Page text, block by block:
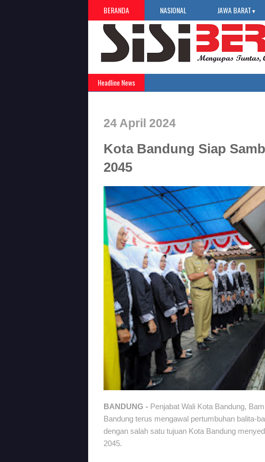
BERANDA NASIONAL JAWA BARAT ▼
Headline News
24 April 2024
Kota Bandung Siap
2045
BANDUNG - Penjabat Wali Kota Bandung,
Bandung terus mengawal pertumbuhan balita-
dengan salah satu tujuan Kota Bandung
2045.